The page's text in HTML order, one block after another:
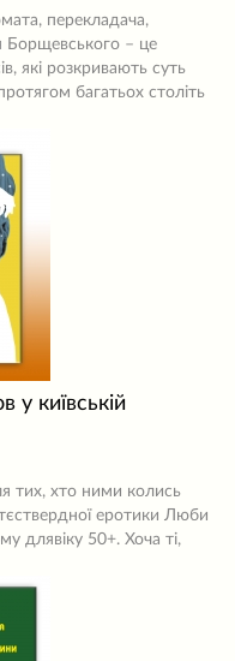
перекладача,
Борщевського – це
які розкривають суть
багатьох століть
у київській
тих, хто ними колись
еротики Люби
длявіку 50+. Хоча ті,